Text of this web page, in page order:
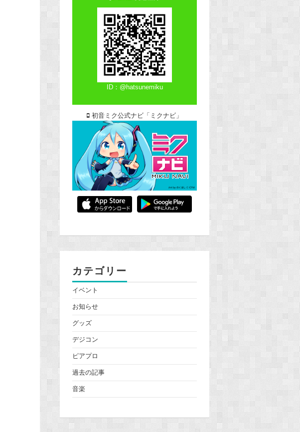
ID：@hatsunemiku
初音ミク公式ナビ「ミクナビ」
カテゴリー
イベント
お知らせ
グッズ
デジコン
ピアプロ
過去の記事
音楽